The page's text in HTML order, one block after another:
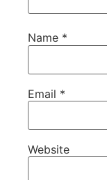
Name *
Email *
Website